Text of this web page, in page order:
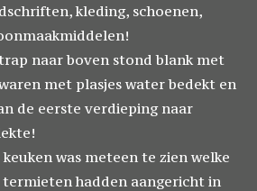
kleding, schoenen,
naar boven stond blank met
met plasjes water bedekt en
de eerste verdieping naar
was meteen te zien welke
termieten hadden aangericht in